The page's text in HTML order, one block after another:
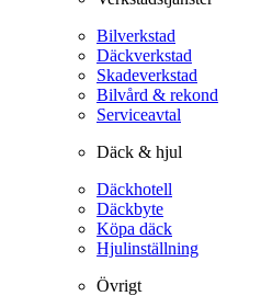
Bilverkstad
Däckverkstad
Skadeverkstad
Bilvård & rekond
Serviceavtal
Däck & hjul
Däckhotell
Däckbyte
Köpa däck
Hjulinställning
Övrigt